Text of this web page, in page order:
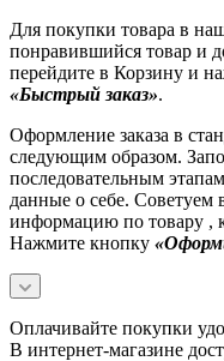
Для покупки товара в
понравившийся товар и
перейдите в Корзину и
«Быстрый заказ».
Оформление заказа в
следующим образом.
последовательным
данные о себе. Советуем
информацию по товару ,
Нажмите кнопку
Оплачивайте покупки
В интернет-магазине